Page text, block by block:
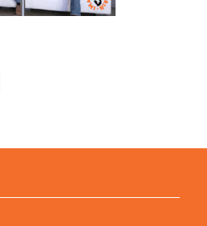
WhatsApp